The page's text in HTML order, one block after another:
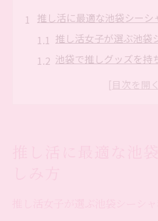
推し活に最適な池袋シーシ
推し活女子が選ぶ池袋
池袋で推しグッズを持
推し活合間におすすめ